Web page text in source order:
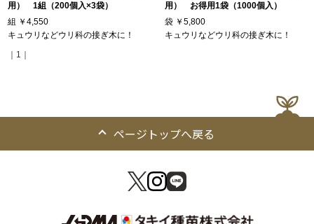
用） 1組（200個入×3袋）
組 ￥4,550
キュウリなどウリ科の接ぎ木に！
用） お得用1袋（1000個入）
袋 ￥5,800
キュウリなどウリ科の接ぎ木に！
｜1｜
ページトップへ戻る